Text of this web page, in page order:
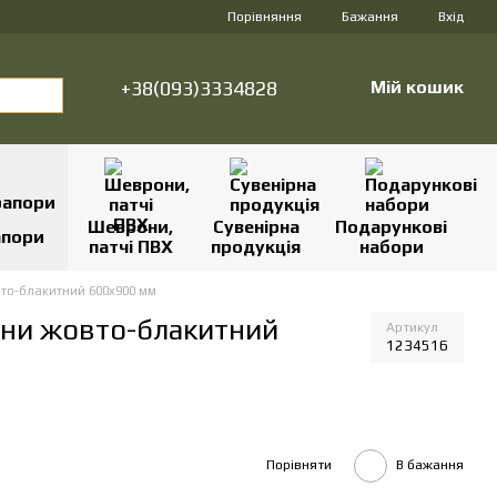
Порівняння Бажання Вхід
+38(093)3334828 Мій кошик
Шеврони,
патчі ПВХ
Сувенірна
продукція
Подарункові
набори
блакитний 600х900 мм
жовто-блакитний Артикул
1234516
Порівняти В бажання